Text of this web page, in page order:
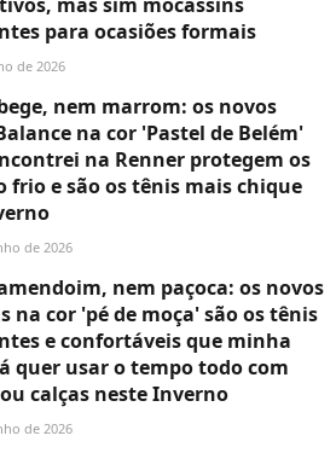
para ocasiões formais
de 2026
nem marrom: os novos
na cor 'Pastel de Belém'
na Renner protegem os
frio e são os tênis mais chique
de 2026
nem paçoca: os novos
na cor 'pé de moça' são os tênis
e confortáveis que minha
quer usar o tempo todo com
calças neste Inverno
de 2026